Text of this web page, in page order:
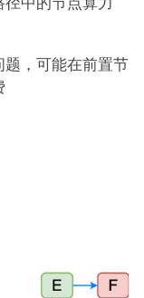
，可能在前置节